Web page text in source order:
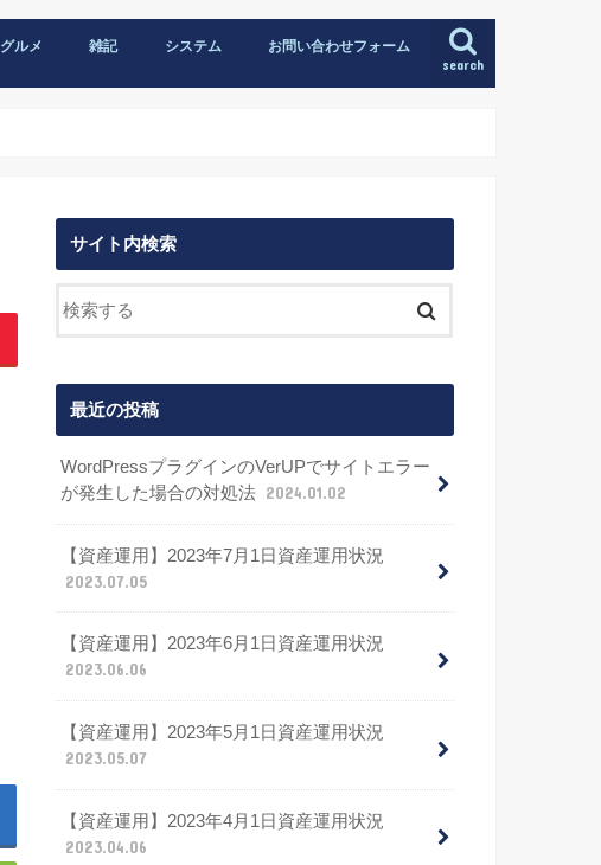
search
グルメ 雑記 システム お問い合わせフォーム
サイト内検索
最近の投稿
WordPressプラグインのVerUPでサイトエラー
が発生した場合の対処法 2024.01.02
【資産運用】2023年7月1日資産運用状況
2023.07.05
【資産運用】2023年6月1日資産運用状況
2023.06.06
【資産運用】2023年5月1日資産運用状況
2023.05.07
【資産運用】2023年4月1日資産運用状況
2023.04.06